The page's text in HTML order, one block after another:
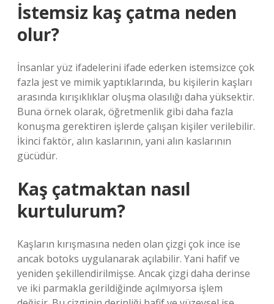
İstemsiz kaş çatma neden
olur?
İnsanlar yüz ifadelerini ifade ederken istemsizce çok
fazla jest ve mimik yaptıklarında, bu kişilerin kaşları
arasında kırışıklıklar oluşma olasılığı daha yüksektir.
Buna örnek olarak, öğretmenlik gibi daha fazla
konuşma gerektiren işlerde çalışan kişiler verilebilir.
İkinci faktör, alın kaslarının, yani alın kaslarının
gücüdür.
Kaş çatmaktan nasıl
kurtulurum?
Kaşların kırışmasına neden olan çizgi çok ince ise
ancak botoks uygulanarak açılabilir. Yani hafif ve
yeniden şekillendirilmişse. Ancak çizgi daha derinse
ve iki parmakla gerildiğinde açılmıyorsa işlem